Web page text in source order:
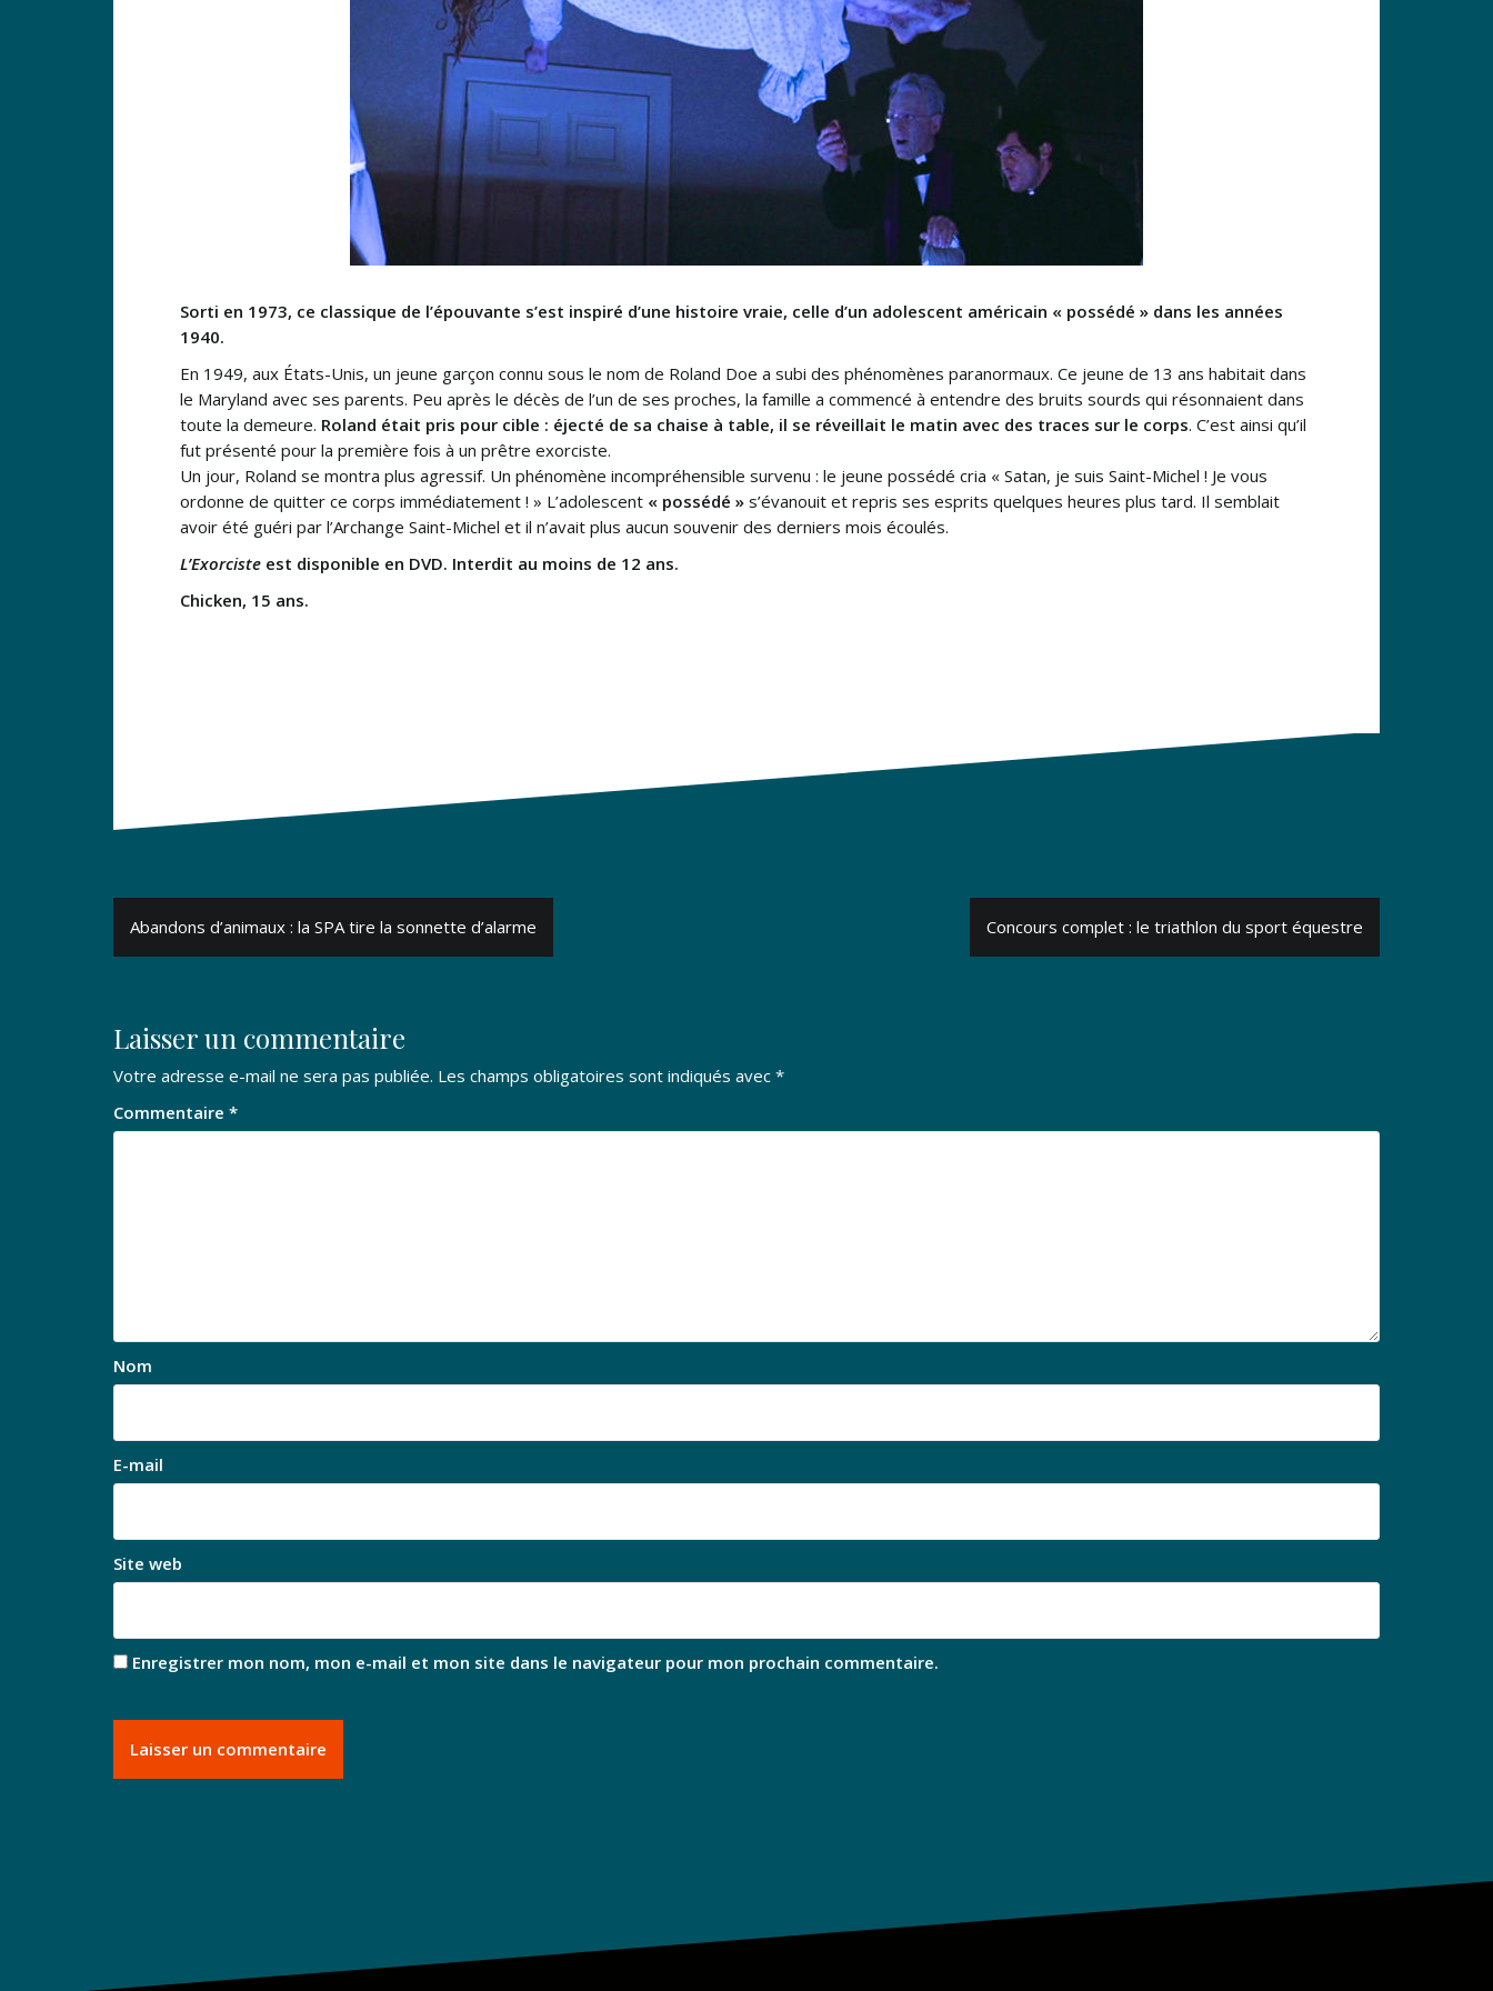
Sorti en 1973, ce classique de l’épouvante s’est inspiré d’une histoire vraie, celle d’un adolescent américain « possédé » dans les années
1940.
En 1949, aux États-Unis, un jeune garçon connu sous le nom de Roland Doe a subi des phénomènes paranormaux. Ce jeune de 13 ans habitait dans
le Maryland avec ses parents. Peu après le décès de l’un de ses proches, la famille a commencé à entendre des bruits sourds qui résonnaient dans
toute la demeure. Roland était pris pour cible : éjecté de sa chaise à table, il se réveillait le matin avec des traces sur le corps. C’est ainsi qu’il
fut présenté pour la première fois à un prêtre exorciste.
Un jour, Roland se montra plus agressif. Un phénomène incompréhensible survenu : le jeune possédé cria « Satan, je suis Saint-Michel ! Je vous
ordonne de quitter ce corps immédiatement ! » L’adolescent « possédé » s’évanouit et repris ses esprits quelques heures plus tard. Il semblait
avoir été guéri par l’Archange Saint-Michel et il n’avait plus aucun souvenir des derniers mois écoulés.
L’Exorciste est disponible en DVD. Interdit au moins de 12 ans.
Chicken, 15 ans.
Navigation
de
Abandons d’animaux : la SPA tire la sonnette d’alarme Concours complet : le triathlon du sport équestre
Laisser un commentaire
Votre adresse e-mail ne sera pas publiée. Les champs obligatoires sont indiqués avec *
Commentaire *
Nom
E-mail
Site web
Enregistrer mon nom, mon e-mail et mon site dans le navigateur pour mon prochain commentaire.